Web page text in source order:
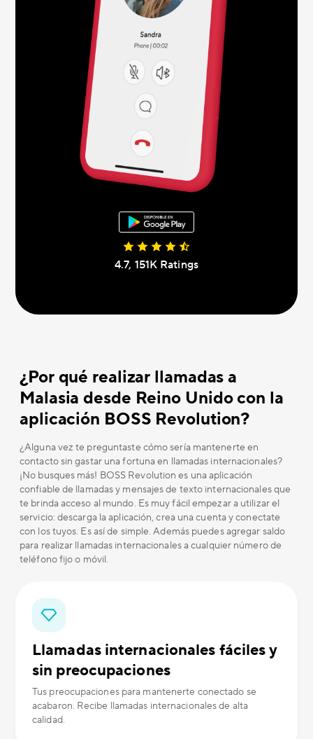
4.7, 151K Ratings
¿Por qué realizar llamadas a
Malasia desde Reino Unido con la
aplicación BOSS Revolution?
¿Alguna vez te preguntaste cómo sería mantenerte en
contacto sin gastar una fortuna en llamadas internacionales?
¡No busques más! BOSS Revolution es una aplicación
confiable de llamadas y mensajes de texto internacionales que
te brinda acceso al mundo. Es muy fácil empezar a utilizar el
servicio: descarga la aplicación, crea una cuenta y conectate
con los tuyos. Es así de simple. Además puedes agregar saldo
para realizar llamadas internacionales a cualquier número de
teléfono fijo o móvil.
Llamadas internacionales fáciles y
sin preocupaciones
Tus preocupaciones para mantenerte conectado se
acabaron. Recibe llamadas internacionales de alta
calidad.